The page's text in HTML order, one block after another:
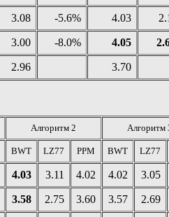
3.08 -5.6% 4.03
3.00 -8.0% 4.05
2.96 3.70
Алгоритм 2 Алгоритм
BWT LZ77 PPM BWT LZ77
4.03 3.11 4.02 4.02 3.05
3.58 2.75 3.60 3.57 2.69